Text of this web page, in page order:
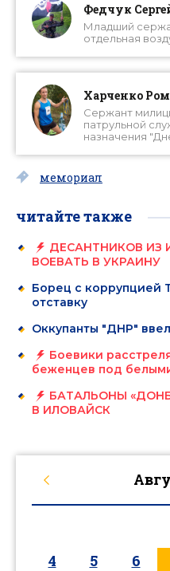
Федчук
Младший
отдельная
Харченко
Сержант
патрульной
назначения
мемориал
читайте также
ДЕСАНТНИКОВ ИЗ
ВОЕВАТЬ В УКРАИНУ
Борец с коррупцией
отставку
Оккупанты "ДНР"
Боевики
беженцев под
БАТАЛЬОНЫ
В ИЛОВАЙСК
4
5 6